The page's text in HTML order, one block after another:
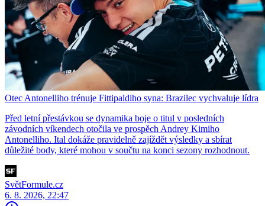
Otec Antonelliho trénuje Fittipaldiho syna: Brazilec vychvaluje lídra
Před letní přestávkou se dynamika boje o titul v posledních
závodních víkendech otočila ve prospěch Andrey Kimiho
Antonelliho. Ital dokáže pravidelně zajíždět výsledky a sbírat
důležité body, které mohou v součtu na konci sezony rozhodnout.
SvětFormule.cz
6. 8. 2026, 22:47